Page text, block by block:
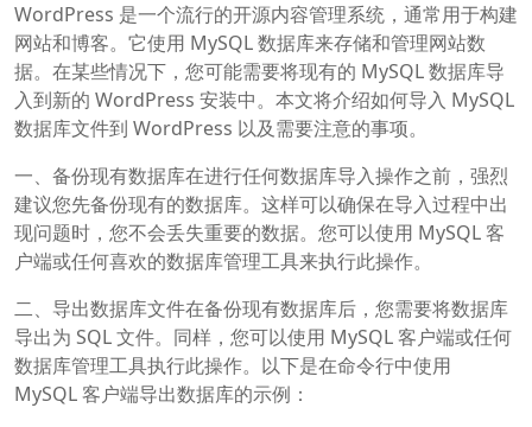
WordPress 是一个流行的开源内容管理系统，通常用于构建
网站和博客。它使用 MySQL 数据库来存储和管理网站数
据。在某些情况下，您可能需要将现有的 MySQL 数据库导
入到新的 WordPress 安装中。本文将介绍如何导入 MySQL
数据库文件到 WordPress 以及需要注意的事项。
一、备份现有数据库在进行任何数据库导入操作之前，强烈
建议您先备份现有的数据库。这样可以确保在导入过程中出
现问题时，您不会丢失重要的数据。您可以使用 MySQL 客
户端或任何喜欢的数据库管理工具来执行此操作。
二、导出数据库文件在备份现有数据库后，您需要将数据库
导出为 SQL 文件。同样，您可以使用 MySQL 客户端或任何
数据库管理工具执行此操作。以下是在命令行中使用
MySQL 客户端导出数据库的示例：